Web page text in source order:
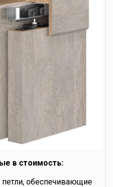
в стоимость:
обеспечивающие